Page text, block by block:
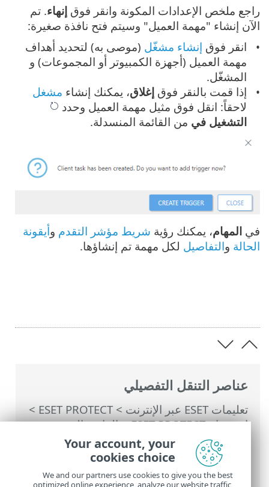
عناصر التنقل التفصيلي
تعليمات ESET عبر الإنترنت >
ESET PROTECT
>
استخدام ‎ESET PROTECT
>القائمة الرئيسية
ESET PROTECT
>المهام>مهام العميل
نسخة احتياطية تم إنشاؤها من خلال إصلاح
برامج الفدية
راجع ملخص الإعدادات المكونة وانقر فوق إنهاء. تم
الآن إنشاء "مهمة العميل" وسيتم فتح نافذة صغيرة:
انقر فوق إنشاء مشغّل (موصى به) لتحديد أهداف
مهمة العميل (أجهزة الكمبيوتر أو المجموعات) و
المشغّل.
إذا قمت بالنقر فوقإغلاق، يمكنك إنشاء مشغل
لاحقاً: انقل فوق مثيل مهمة العميل وحدد
التشغيل في من القائمة المنسدلة.
في المهام، يمكنك رؤية شريط مؤشر التقدم وأيقونة
الحالة والتفاصيل لكل مهمة تم إنشاؤها.
Your account, your
cookies choice
We and our partners use cookies to give you the best
optimized online experience, analyze our website traffic,